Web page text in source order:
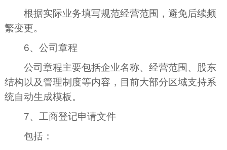
根据实际业务填写规范经营范围，避免后续频
繁变更。
6、公司章程
公司章程主要包括企业名称、经营范围、股东
结构以及管理制度等内容，目前大部分区域支持系
统自动生成模板。
7、工商登记申请文件
包括：